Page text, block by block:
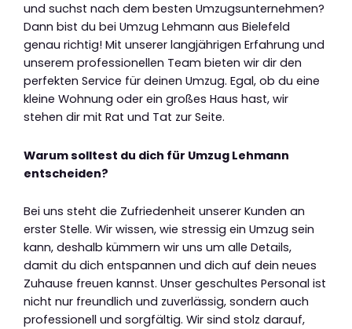
und suchst nach dem besten Umzugsunternehmen?
Dann bist du bei Umzug Lehmann aus Bielefeld
genau richtig! Mit unserer langjährigen Erfahrung und
unserem professionellen Team bieten wir dir den
perfekten Service für deinen Umzug. Egal, ob du eine
kleine Wohnung oder ein großes Haus hast, wir
stehen dir mit Rat und Tat zur Seite.
Warum solltest du dich für Umzug Lehmann
entscheiden?
Bei uns steht die Zufriedenheit unserer Kunden an
erster Stelle. Wir wissen, wie stressig ein Umzug sein
kann, deshalb kümmern wir uns um alle Details,
damit du dich entspannen und dich auf dein neues
Zuhause freuen kannst. Unser geschultes Personal ist
nicht nur freundlich und zuverlässig, sondern auch
professionell und sorgfältig. Wir sind stolz darauf,